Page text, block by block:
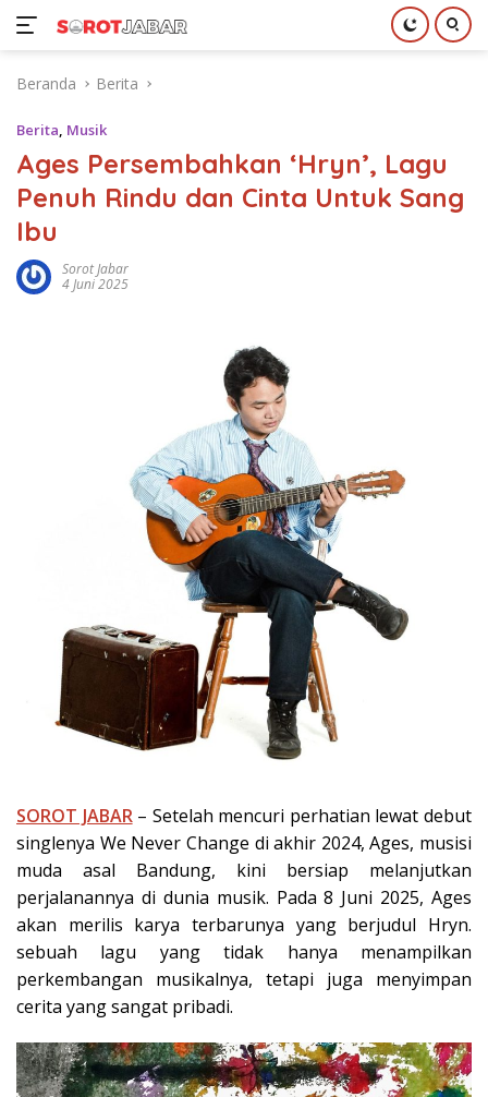
Beranda Berita
Berita, Musik
Ages Persembahkan ‘Hryn’, Lagu
Penuh Rindu dan Cinta Untuk Sang
Ibu
Sorot Jabar
4 Juni 2025
SOROT JABAR– Setelah mencuri perhatian lewat debut
singlenya We Never Change di akhir 2024, Ages, musisi
muda asal Bandung, kini bersiap melanjutkan
perjalanannya di dunia musik. Pada 8 Juni 2025, Ages
akan merilis karya terbarunya yang berjudul Hryn.
sebuah lagu yang tidak hanya menampilkan
perkembangan musikalnya, tetapi juga menyimpan
cerita yang sangat pribadi.